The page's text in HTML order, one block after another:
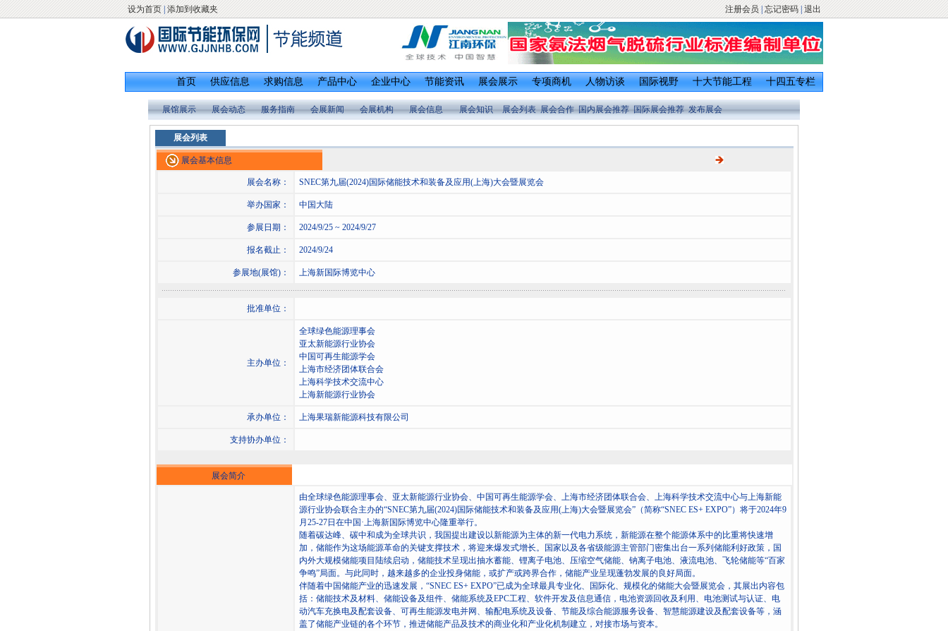
设为首页| 添加到收藏夹 注册会员 忘记密码| 退出
首页 供应信息 求购信息 产品中心 企业中心 节能资讯 展会展示 专项商机 人物访谈 国际视野 十大节能工程 十四五专栏
展馆展示 展会动态 服务指南 会展新闻 会展机构 展会信息 展会知识 展会列表 展会合作 国内展会推荐 国际展会推荐 发布展会
展会列表
展会基本信息
展会名称： SNEC第九届(2024)国际储能技术和装备及应用(上海)大会暨展览会
举办国家： 中国大陆
参展日期： 2024/9/25 ~ 2024/9/27
报名截止： 2024/9/24
参展地(展馆)： 上海新国际博览中心
批准单位：
主办单位：
全球绿色能源理事会
亚太新能源行业协会
中国可再生能源学会
上海市经济团体联合会
上海科学技术交流中心
上海新能源行业协会
承办单位： 上海果瑞新能源科技有限公司
支持协办单位：
展会简介
由全球绿色能源理事会、亚太新能源行业协会、中国可再生能源学会、上海市经济团体联合会、上海科学技术交流中心与上海新能
源行业协会联合主办的“SNEC第九届(2024)国际储能技术和装备及应用(上海)大会暨展览会”（简称“SNEC ES+ EXPO”）将于2024年9
月25-27日在中国·上海新国际博览中心隆重举行。
随着碳达峰、碳中和成为全球共识，我国提出建设以新能源为主体的新一代电力系统，新能源在整个能源体系中的比重将快速增
加，储能作为这场能源革命的关键支撑技术，将迎来爆发式增长。国家以及各省级能源主管部门密集出台一系列储能利好政策，国
内外大规模储能项目陆续启动，储能技术呈现出抽水蓄能、锂离子电池、压缩空气储能、钠离子电池、液流电池、飞轮储能等“百家
争鸣”局面。与此同时，越来越多的企业投身储能，或扩产或跨界合作，储能产业呈现蓬勃发展的良好局面。
伴随着中国储能产业的迅速发展，“SNEC ES+ EXPO”已成为全球最具专业化、国际化、规模化的储能大会暨展览会，其展出内容包
括：储能技术及材料、储能设备及组件、储能系统及EPC工程、软件开发及信息通信，电池资源回收及利用、电池测试与认证、电
动汽车充换电及配套设备、可再生能源发电并网、输配电系统及设备、节能及综合能源服务设备、智慧能源建设及配套设备等，涵
盖了储能产业链的各个环节，推进储能产品及技术的商业化和产业化机制建立，对接市场与资本。